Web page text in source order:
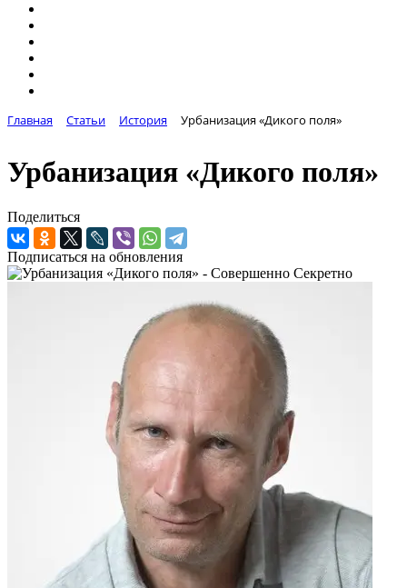
Главная Статьи История Урбанизация «Дикого поля»
Урбанизация «Дикого поля»
Поделиться
Подписаться на обновления